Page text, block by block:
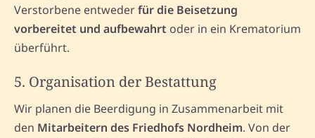
Verstorbene entwederfür die Beisetzung
vorbereitet und aufbewahrt oder in ein Krematorium
überführt.
5. Organisation der Bestattung
Wir planen die Beerdigung in Zusammenarbeit mit
den Mitarbeitern des Friedhofs Nordheim. Von der